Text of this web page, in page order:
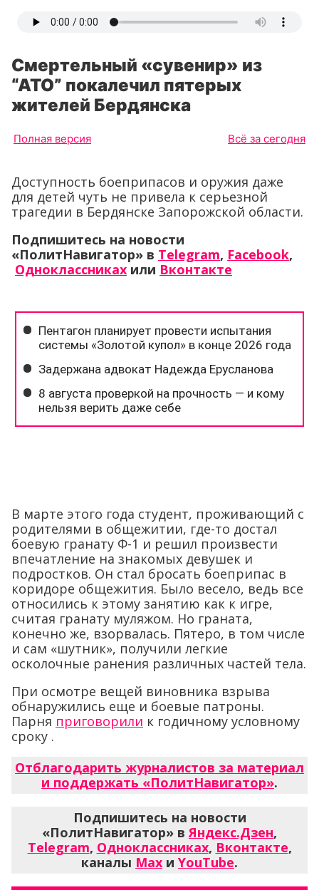
Смертельный «сувенир» из
“АТО” покалечил пятерых
жителей Бердянска
Полная версия Всё за сегодня
Доступность боеприпасов и оружия даже
для детей чуть не привела к серьезной
трагедии в Бердянске Запорожской области.
Подпишитесь на новости
«ПолитНавигатор» в Telegram, Facebook,
Одноклассниках или Вконтакте
В марте этого года студент, проживающий с
родителями в общежитии, где-то достал
боевую гранату Ф-1 и решил произвести
впечатление на знакомых девушек и
подростков. Он стал бросать боеприпас в
коридоре общежития. Было весело, ведь все
относились к этому занятию как к игре,
считая гранату муляжом. Но граната,
конечно же, взорвалась. Пятеро, в том числе
и сам «шутник», получили легкие
осколочные ранения различных частей тела.
При осмотре вещей виновника взрыва
обнаружились еще и боевые патроны.
Парня приговорили к годичному условному
сроку .
Отблагодарить журналистов за материал
и поддержать «ПолитНавигатор».
Подпишитесь на новости
«ПолитНавигатор» вЯндекс.Дзен,
Telegram, Одноклассниках, Вконтакте,
каналы Max и YouTube.